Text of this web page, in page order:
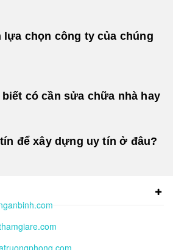
lựa chọn công ty của chúng
có cần sửa chữa nhà hay
để xây dựng uy tín ở đâu?